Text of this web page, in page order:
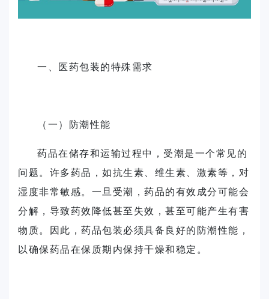
一、医药包装的特殊需求
（一）防潮性能
药品在储存和运输过程中，受潮是一个常见的
问题。许多药品，如抗生素、维生素、激素等，对
湿度非常敏感。一旦受潮，药品的有效成分可能会
分解，导致药效降低甚至失效，甚至可能产生有害
物质。因此，药品包装必须具备良好的防潮性能，
以确保药品在保质期内保持干燥和稳定。